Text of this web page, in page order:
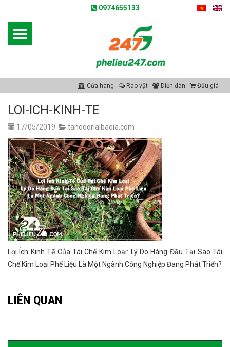
0974655133
Cửa hàng Rao vặt Diễn đàn Đấu giá
LOI-ICH-KINH-TE
17/05/2019 tandoorialbadia.com
Lợi Ích Kinh Tế Của Tái Chế Kim Loại: Lý Do Hàng Đầu Tại Sao Tái
Chế Kim Loại Phế Liệu Là Một Ngành Công Nghiệp Đang Phát Triển?
LIÊN QUAN